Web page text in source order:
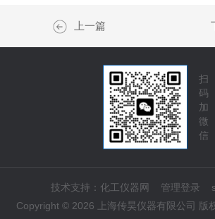
上一篇
扫
码
加
微
信
技术支持： 化工仪器网 管理登录
Copyright © 2026 上海传昊仪器有限公司 版